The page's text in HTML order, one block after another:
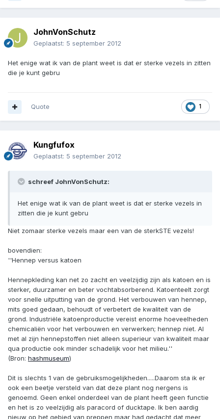
JohnVonSchutz
Geplaatst: 5 september 2012
Het enige wat ik van de plant weet is dat er sterke vezels in zitten
die je kunt gebru
1
Quote
Kungfufox
Geplaatst: 5 september 2012
schreef JohnVonSchutz:
Het enige wat ik van de plant weet is dat er sterke vezels in
zitten die je kunt gebru
Niet zomaar sterke vezels maar een van de sterkSTE vezels!
bovendien:
''Hennep versus katoen
Hennepkleding kan net zo zacht en veelzijdig zijn als katoen en is
sterker, duurzamer en beter vochtabsorberend. Katoenteelt zorgt
voor snelle uitputting van de grond. Het verbouwen van hennep,
mits goed gedaan, behoudt of verbetert de kwaliteit van de
grond. Industriële katoenproductie vereist enorme hoeveelheden
chemicaliën voor het verbouwen en verwerken; hennep niet. Al
met al zijn hennepstoffen niet alleen superieur van kwaliteit maar
qua productie ook minder schadelijk voor het milieu.''
(Bron: hashmuseum)
Dit is slechts 1 van de gebruiksmogelijkheden.....Daarom sta ik er
ook een beetje versteld van dat deze plant nog nergens is
genoemd. Geen enkel onderdeel van de plant heeft geen functie
en het is zo veelzijdig als paracord of ducktape. Ik ben aardig
nieuw op het gebied van preppen maar had gedacht dat meer